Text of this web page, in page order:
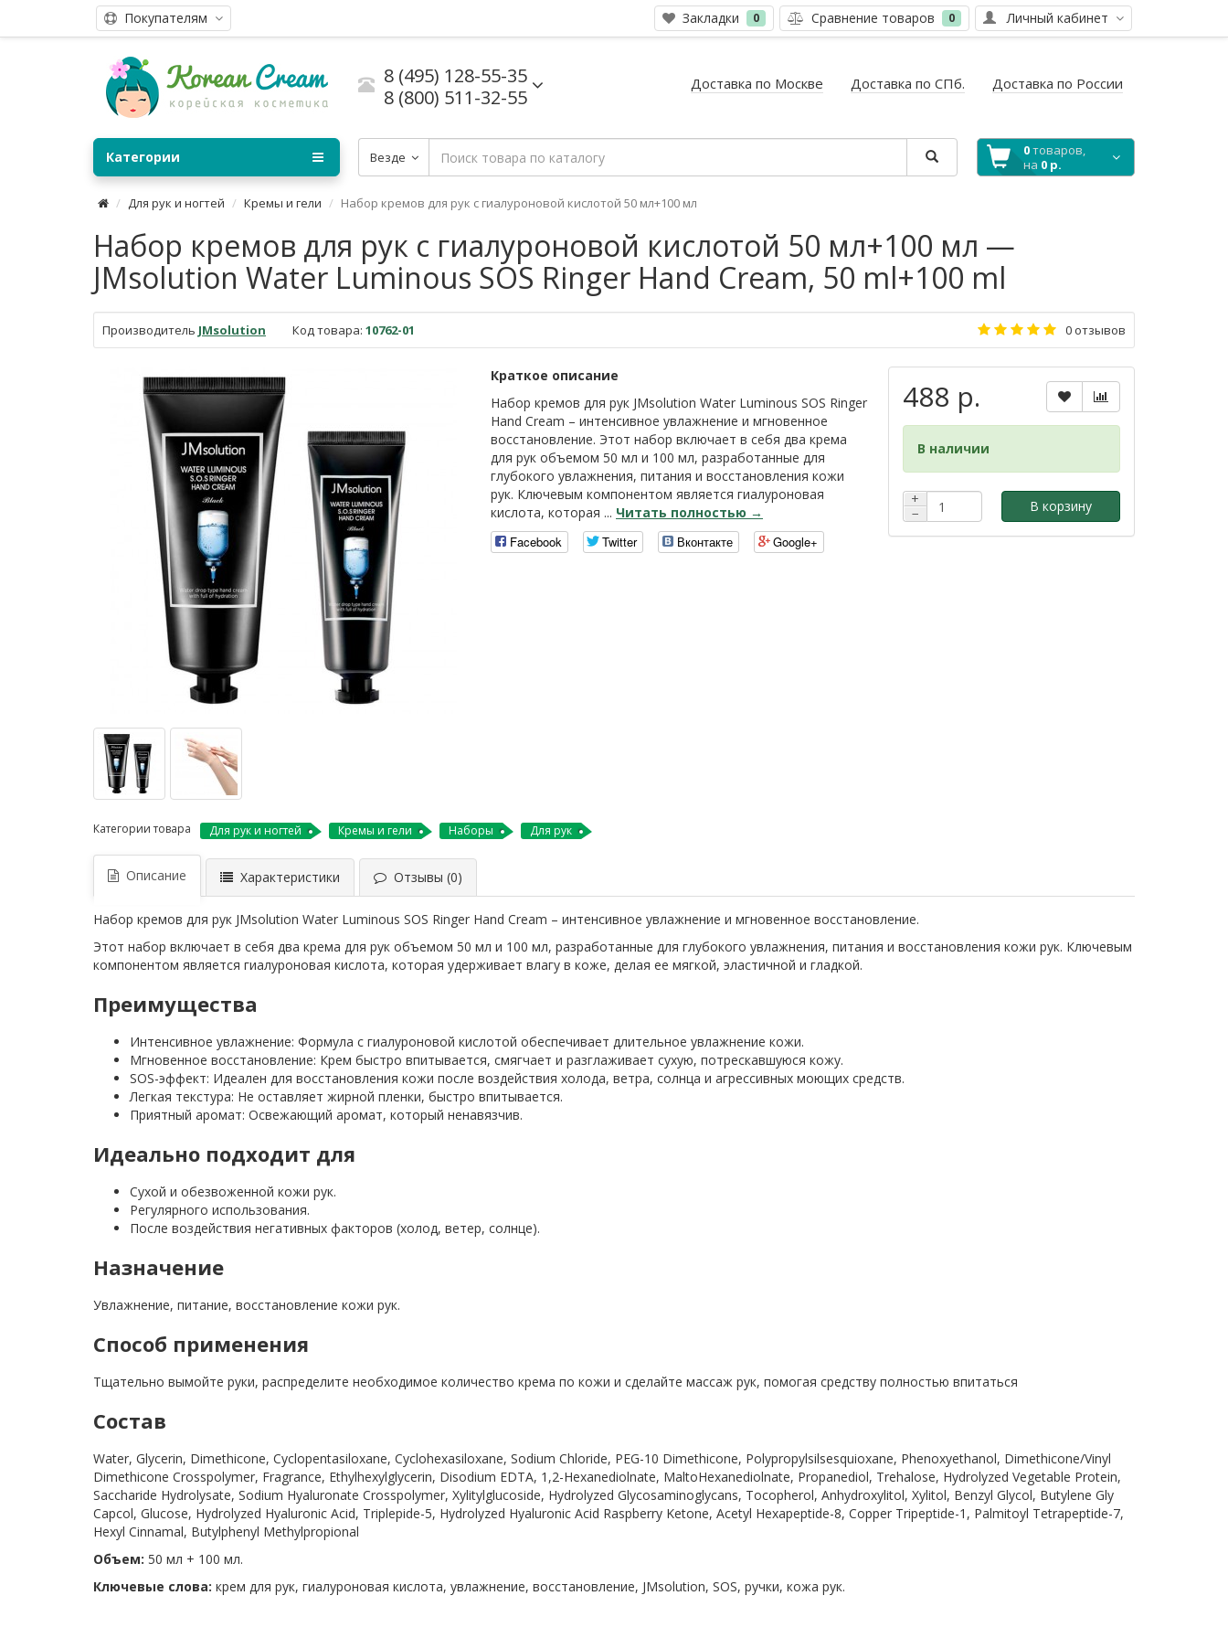
Личный кабинет
Покупателям Закладки 0 Сравнение товаров 0
8 (495) 128-55-35
8 (800) 511-32-55
Доставка по Москве Доставка по СПб. Доставка по России
Везде 0товаров,
на 0 р.
Категории
Для рук и ногтей Кремы и гели Набор кремов для рук с гиалуроновой кислотой 50 мл+100 мл
Набор кремов для рук с гиалуроновой кислотой 50 мл+100 мл —
JMsolution Water Luminous SOS Ringer Hand Cream, 50 ml+100 ml
Производитель JMsolution Код товара: 10762-01 0 отзывов
Краткое описание
Набор кремов для рук JMsolution Water Luminous SOS Ringer
Hand Cream – интенсивное увлажнение и мгновенное
восстановление. Этот набор включает в себя два крема
для рук объемом 50 мл и 100 мл, разработанные для
глубокого увлажнения, питания и восстановления кожи
рук. Ключевым компонентом является гиалуроновая
кислота, которая ... Читать полностью →
Facebook
Twitter Вконтакте Google+
488 р.
В наличии
+
−
В корзину
Категории товара Для рук и ногтей Кремы и гели Наборы Для рук
Описание Характеристики Отзывы (0)
Набор кремов для рук JMsolution Water Luminous SOS Ringer Hand Cream – интенсивное увлажнение и мгновенное восстановление.
Этот набор включает в себя два крема для рук объемом 50 мл и 100 мл, разработанные для глубокого увлажнения, питания и восстановления кожи рук. Ключевым
компонентом является гиалуроновая кислота, которая удерживает влагу в коже, делая ее мягкой, эластичной и гладкой.
Преимущества
Интенсивное увлажнение: Формула с гиалуроновой кислотой обеспечивает длительное увлажнение кожи.
Мгновенное восстановление: Крем быстро впитывается, смягчает и разглаживает сухую, потрескавшуюся кожу.
SOS-эффект: Идеален для восстановления кожи после воздействия холода, ветра, солнца и агрессивных моющих средств.
Легкая текстура: Не оставляет жирной пленки, быстро впитывается.
Приятный аромат: Освежающий аромат, который ненавязчив.
Идеально подходит для
Сухой и обезвоженной кожи рук.
Регулярного использования.
После воздействия негативных факторов (холод, ветер, солнце).
Назначение
Увлажнение, питание, восстановление кожи рук.
Способ применения
Тщательно вымойте руки, распределите необходимое количество крема по кожи и сделайте массаж рук, помогая средству полностью впитаться
Состав
Water, Glycerin, Dimethicone, Cyclopentasiloxane, Cyclohexasiloxane, Sodium Chloride, PEG-10 Dimethicone, Polypropylsilsesquioxane, Phenoxyethanol, Dimethicone/Vinyl
Dimethicone Crosspolymer, Fragrance, Ethylhexylglycerin, Disodium EDTA, 1,2-Hexanediolnate, MaltoHexanediolnate, Propanediol, Trehalose, Hydrolyzed Vegetable Protein,
Saccharide Hydrolysate, Sodium Hyaluronate Crosspolymer, Xylitylglucoside, Hydrolyzed Glycosaminoglycans, Tocopherol, Anhydroxylitol, Xylitol, Benzyl Glycol, Butylene Gly
Capcol, Glucose, Hydrolyzed Hyaluronic Acid, Triplepide-5, Hydrolyzed Hyaluronic Acid Raspberry Ketone, Acetyl Hexapeptide-8, Copper Tripeptide-1, Palmitoyl Tetrapeptide-7,
Hexyl Cinnamal, Butylphenyl Methylpropional
Объем: 50 мл + 100 мл.
Ключевые слова: крем для рук, гиалуроновая кислота, увлажнение, восстановление, JMsolution, SOS, ручки, кожа рук.